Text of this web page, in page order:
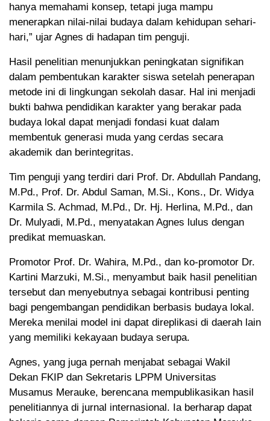
hanya memahami konsep, tetapi juga mampu
menerapkan nilai-nilai budaya dalam kehidupan sehari-
hari,” ujar Agnes di hadapan tim penguji.
Hasil penelitian menunjukkan peningkatan signifikan
dalam pembentukan karakter siswa setelah penerapan
metode ini di lingkungan sekolah dasar. Hal ini menjadi
bukti bahwa pendidikan karakter yang berakar pada
budaya lokal dapat menjadi fondasi kuat dalam
membentuk generasi muda yang cerdas secara
akademik dan berintegritas.
Tim penguji yang terdiri dari Prof. Dr. Abdullah Pandang,
M.Pd., Prof. Dr. Abdul Saman, M.Si., Kons., Dr. Widya
Karmila S. Achmad, M.Pd., Dr. Hj. Herlina, M.Pd., dan
Dr. Mulyadi, M.Pd., menyatakan Agnes lulus dengan
predikat memuaskan.
Promotor Prof. Dr. Wahira, M.Pd., dan ko-promotor Dr.
Kartini Marzuki, M.Si., menyambut baik hasil penelitian
tersebut dan menyebutnya sebagai kontribusi penting
bagi pengembangan pendidikan berbasis budaya lokal.
Mereka menilai model ini dapat direplikasi di daerah lain
yang memiliki kekayaan budaya serupa.
Agnes, yang juga pernah menjabat sebagai Wakil
Dekan FKIP dan Sekretaris LPPM Universitas
Musamus Merauke, berencana mempublikasikan hasil
penelitiannya di jurnal internasional. Ia berharap dapat